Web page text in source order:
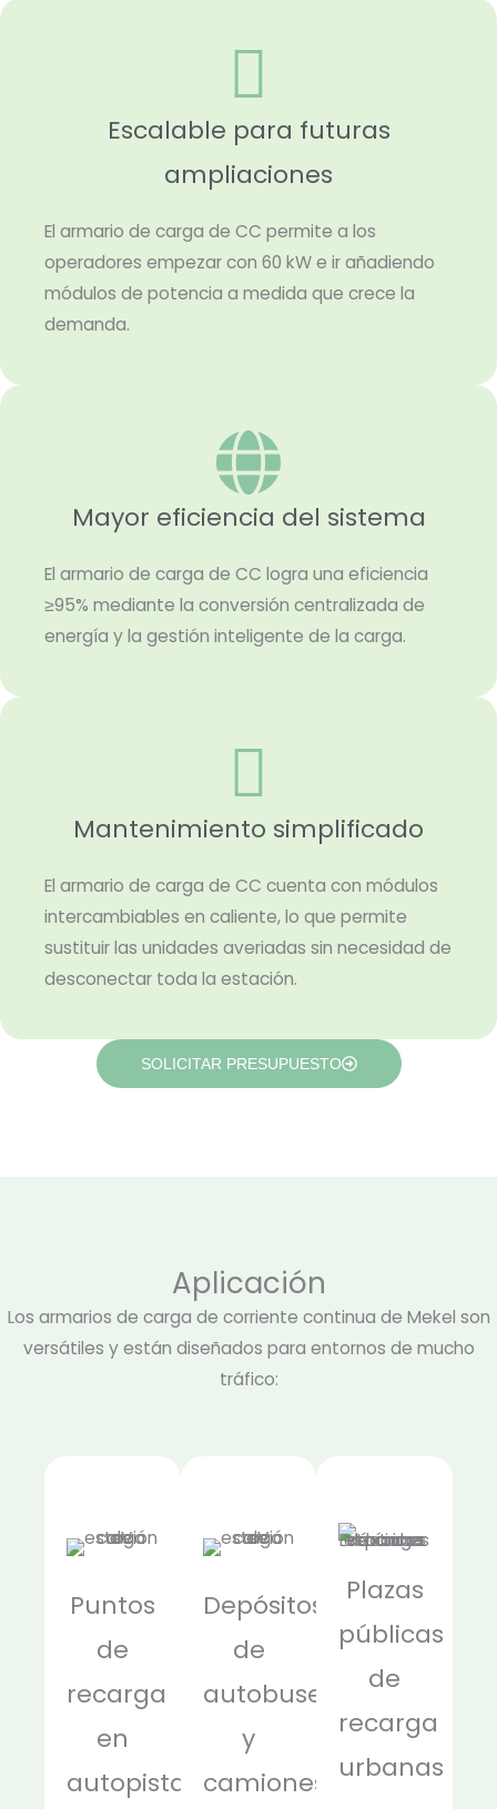
Escalable para futuras
ampliaciones
El armario de carga de CC permite a los
operadores empezar con 60 kW e ir añadiendo
módulos de potencia a medida que crece la
demanda.
Mayor eficiencia del sistema
El armario de carga de CC logra una eficiencia
≥95% mediante la conversión centralizada de
energía y la gestión inteligente de la carga.
Mantenimiento simplificado
El armario de carga de CC cuenta con módulos
intercambiables en caliente, lo que permite
sustituir las unidades averiadas sin necesidad de
desconectar toda la estación.
SOLICITAR PRESUPUESTO
Aplicación
Los armarios de carga de corriente continua de Mekel son
versátiles y están diseñados para entornos de mucho
tráfico:
Puntos
de
recarga
en
autopista
Depósitos
de
autobuses
y
camiones
Plazas
públicas
de
recarga
urbanas